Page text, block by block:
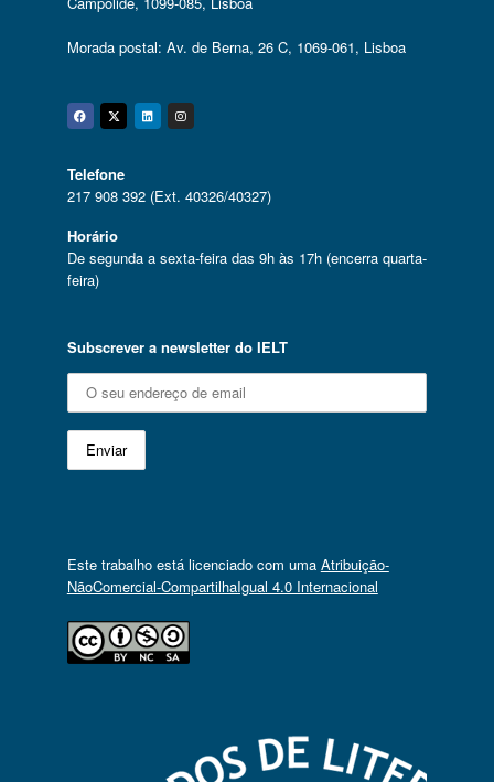
Morada postal: Av. de Berna, 26 C, 1069-061, Lisboa
Facebook
Twitter
Linkedin
Instagram
Telefone
217 908 392 (Ext. 40326/40327)
Horário
De segunda a sexta-feira das 9h às 17h (encerra quarta-
feira)
Subscrever a newsletter do IELT
Este trabalho está licenciado com uma Atribuição-
NãoComercial-CompartilhaIgual 4.0 Internacional